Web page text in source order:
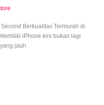
Berkualitas Termurah di
iPhone kini bukan lagi
jauh